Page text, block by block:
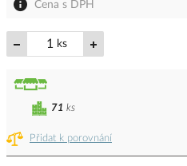
Cena s DPH
ks
Přidat k porovnání
71 ks